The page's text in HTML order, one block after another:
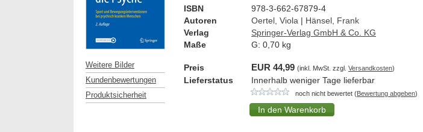
Weitere Bilder
Kundenbewertungen
Produktsicherheit
ISBN
978-3-662-67879-4
Autoren
Oertel, Viola | Hänsel, Frank
Verlag
Springer-Verlag GmbH & Co. KG
Maße
G: 0,70 kg
Preis EUR 44,99 (inkl. MwSt. zzgl. Versandkosten)
Lieferstatus Innerhalb weniger Tage lieferbar
noch nicht bewertet (Bewertung abgeben)